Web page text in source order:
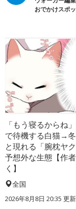
おでかけスポ
「もう寝るからね
で待機する白猫→
と現れる「腕枕ヤ
予想外な生態【作
く】
全国
2026年8月8日 20:35 更新